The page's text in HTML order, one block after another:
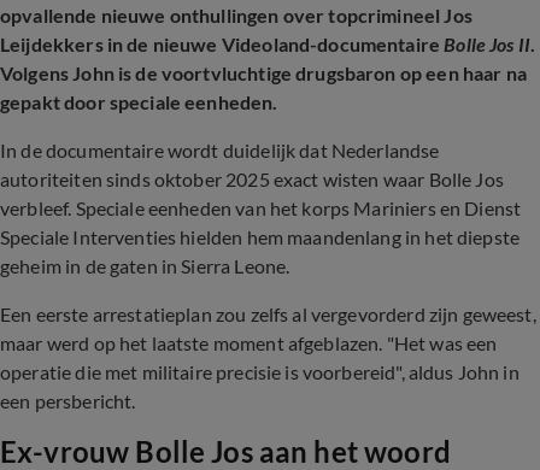
opvallende nieuwe onthullingen over topcrimineel Jos
Leijdekkers in de nieuwe Videoland-documentaire Bolle Jos II.
Volgens John is de voortvluchtige drugsbaron op een haar na
gepakt door speciale eenheden.
In de documentaire wordt duidelijk dat Nederlandse
autoriteiten sinds oktober 2025 exact wisten waar Bolle Jos
verbleef. Speciale eenheden van het korps Mariniers en Dienst
Speciale Interventies hielden hem maandenlang in het diepste
geheim in de gaten in Sierra Leone.
Een eerste arrestatieplan zou zelfs al vergevorderd zijn geweest,
maar werd op het laatste moment afgeblazen. "Het was een
operatie die met militaire precisie is voorbereid", aldus John in
een persbericht.
Ex-vrouw Bolle Jos aan het woord